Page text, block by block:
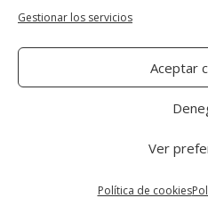
Gestionar los servicios
Aceptar
Ver
Política de cookies
general
lifestyle
manualidades-diy
de